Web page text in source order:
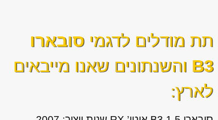
תת מודלים לדגמיסובארו
B3 והשנתונים שאנו מייבאים
לארץ: